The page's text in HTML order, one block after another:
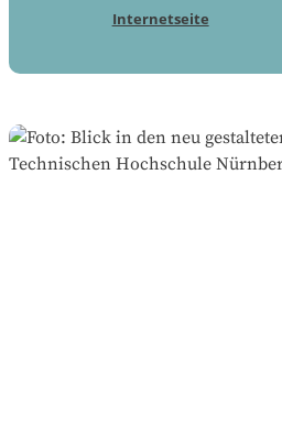
Internetseite